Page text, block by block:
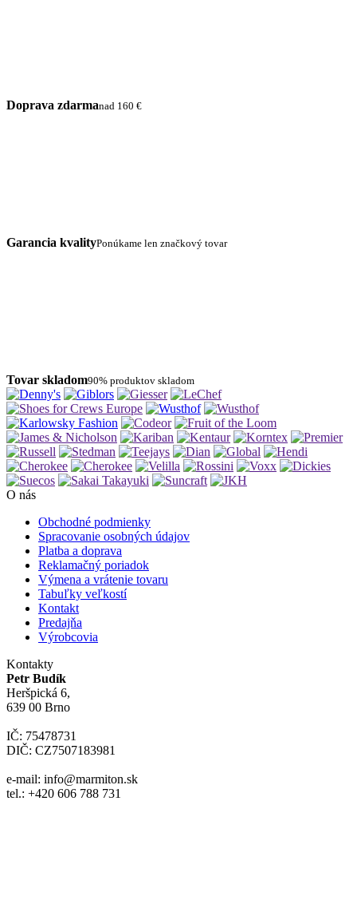
Doprava zdarmanad 160 €
Garancia kvalityPonúkame len značkový tovar
Tovar skladom90% produktov skladom
O nás
Obchodné podmienky
Spracovanie osobných údajov
Platba a doprava
Reklamačný poriadok
Výmena a vrátenie tovaru
Tabuľky veľkostí
Kontakt
Predajňa
Výrobcovia
Kontakty
Petr Budík
Heršpická 6,
639 00 Brno
IČ: 75478731
DIČ: CZ7507183981
e-mail: info@marmiton.sk
tel.: +420 606 788 731